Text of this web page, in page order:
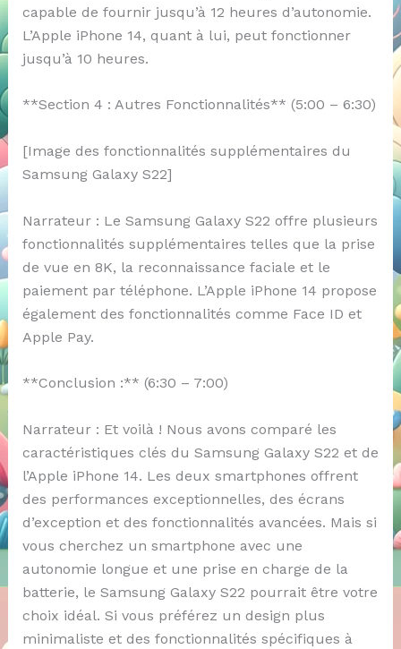
capable de fournir jusqu’à 12 heures d’autonomie.
L’Apple iPhone 14, quant à lui, peut fonctionner
jusqu’à 10 heures.
**Section 4 : Autres Fonctionnalités** (5:00 – 6:30)
[Image des fonctionnalités supplémentaires du
Samsung Galaxy S22]
Narrateur : Le Samsung Galaxy S22 offre plusieurs
fonctionnalités supplémentaires telles que la prise
de vue en 8K, la reconnaissance faciale et le
paiement par téléphone. L’Apple iPhone 14 propose
également des fonctionnalités comme Face ID et
Apple Pay.
**Conclusion :** (6:30 – 7:00)
Narrateur : Et voilà ! Nous avons comparé les
caractéristiques clés du Samsung Galaxy S22 et de
l’Apple iPhone 14. Les deux smartphones offrent
des performances exceptionnelles, des écrans
d’exception et des fonctionnalités avancées. Mais si
vous cherchez un smartphone avec une
autonomie longue et une prise en charge de la
batterie, le Samsung Galaxy S22 pourrait être votre
choix idéal. Si vous préférez un design plus
minimaliste et des fonctionnalités spécifiques à